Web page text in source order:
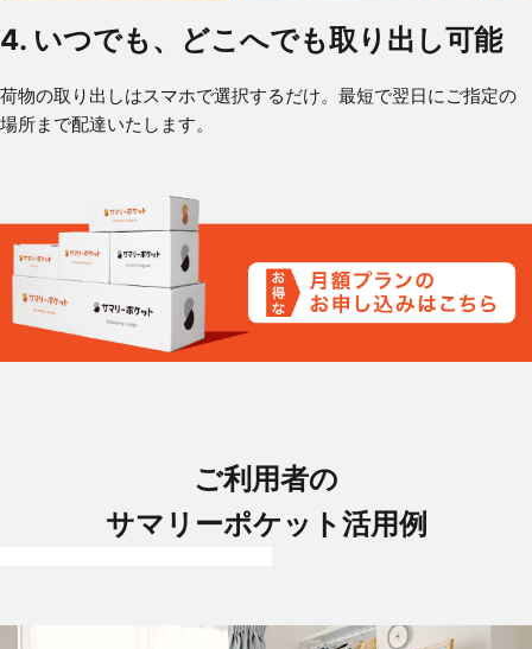
4. いつでも、どこへでも取り出し可能
荷物の取り出しはスマホで選択するだけ。最短で翌日にご指定の
場所まで配達いたします。
ご利用者の
サマリーポケット活用例